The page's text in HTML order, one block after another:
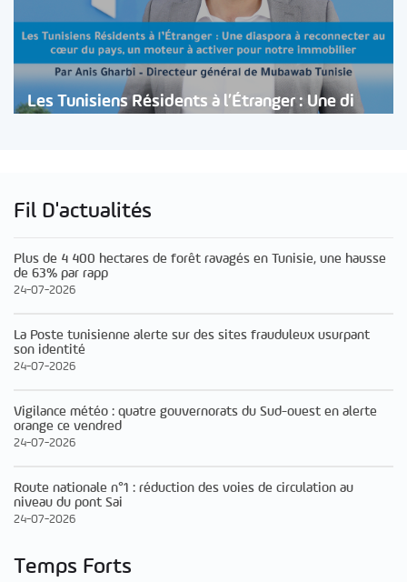
Les Tunisiens Résidents à l’Étranger : Une di
Fil D'actualités
Plus de 4 400 hectares de forêt ravagés en Tunisie, une hausse
de 63% par rapp
24-07-2026
La Poste tunisienne alerte sur des sites frauduleux usurpant
son identité
24-07-2026
Vigilance météo : quatre gouvernorats du Sud-ouest en alerte
orange ce vendred
24-07-2026
Route nationale n°1 : réduction des voies de circulation au
niveau du pont Sai
24-07-2026
Temps Forts